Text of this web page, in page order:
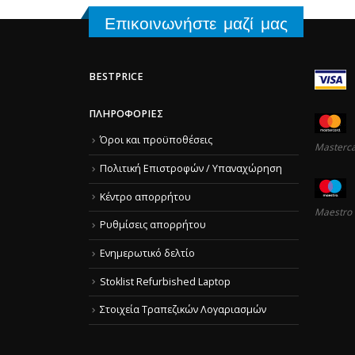
Επικοινωνήστε μαζί μας
BESTPRICE
ΠΛΗΡΟΦΟΡΊΕΣ
Όροι και προϋποθέσεις
Πολιτική Επιστροφών / Υπαναχώρηση
Κέντρο απορρήτου
Ρυθμίσεις απορρήτου
Ενημερωτικό δελτίο
Stoklist Refurbished Laptop
Στοιχεία Τραπεζικών Λογαριασμών
Maestro